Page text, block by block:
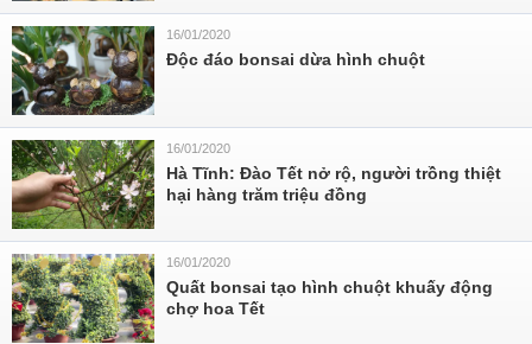
16/01/2020
Độc đáo bonsai dừa hình chuột
16/01/2020
Hà Tĩnh: Đào Tết nở rộ, người trồng thiệt
hại hàng trăm triệu đồng
16/01/2020
Quất bonsai tạo hình chuột khuấy động
chợ hoa Tết